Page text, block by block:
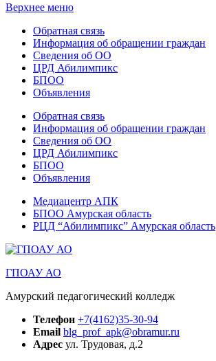
Верхнее меню
Обратная связь
Информация об обращении граждан
Сведения об ОО
ЦРД Абилимпикс
БПОО
Объявления
Обратная связь
Информация об обращении граждан
Сведения об ОО
ЦРД Абилимпикс
БПОО
Объявления
Медиацентр АПК
БПОО Амурская область
РЦД “Абилимпикс” Амурская область
ГПОАУ АО
Амурский педагогический колледж
Телефон +7(4162)35-30-94
Email blg_prof_apk@obramur.ru
Адрес ул. Трудовая, д.2